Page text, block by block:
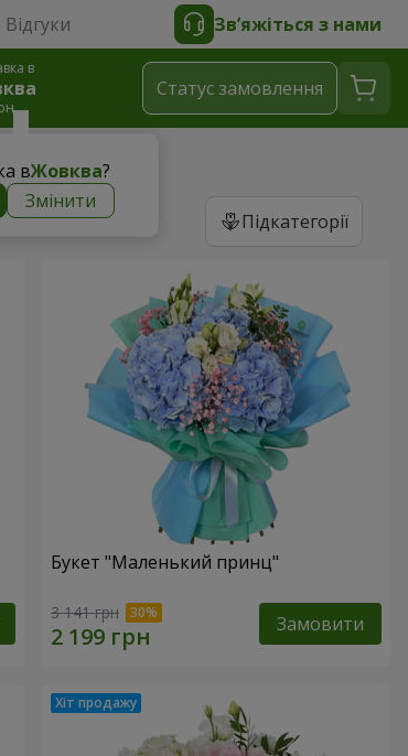
Відгуки Зв’яжіться з нами
в
вЖовква?
Змінити
Статус замовлення
Підкатегорії
Букет "Маленький принц"
3 141 грн Замовити